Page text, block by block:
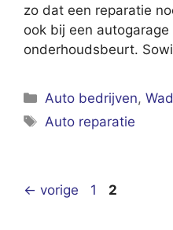
zo dat een reparatie
ook bij een
onderhoudsbeurt.
Categorieën
Auto bedrijven,
Tags
Auto reparatie
← vorige Pagina
1 Pagina
2